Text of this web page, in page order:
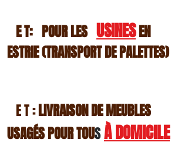
E T: POUR LES USINESEN
ESTRIE (TRANSPORT DE PALETTES)
E T:LIVRAISONDE MEUBLES
USAGÉS POUR TOUSÀ DOMICILE